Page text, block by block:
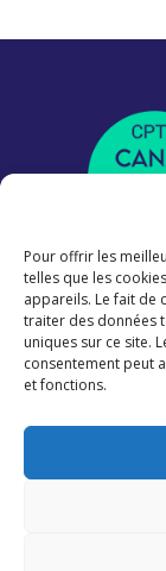
Pour offrir les
telles que les
appareils. Le fait de
traiter des données
uniques sur ce site.
consentement peut
et fonctions.
Nous